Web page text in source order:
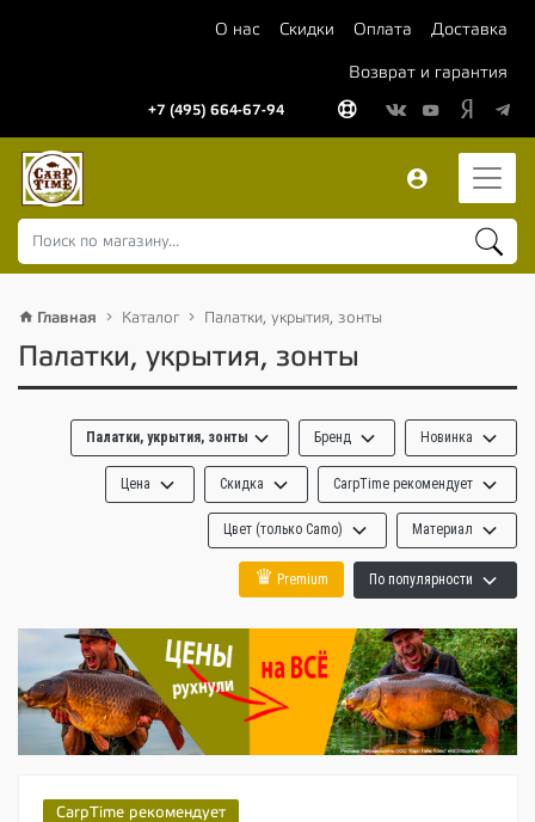
О нас Скидки Оплата Доставка
Возврат и гарантия
+7 (495) 664-67-94
Главная Каталог Палатки, укрытия, зонты
Палатки, укрытия, зонты
Палатки, укрытия, зонты Бренд Новинка
Цена Скидка CarpTime рекомендует
Цвет (только Camo) Материал
♛ Premium По популярности
CarpTime рекомендует